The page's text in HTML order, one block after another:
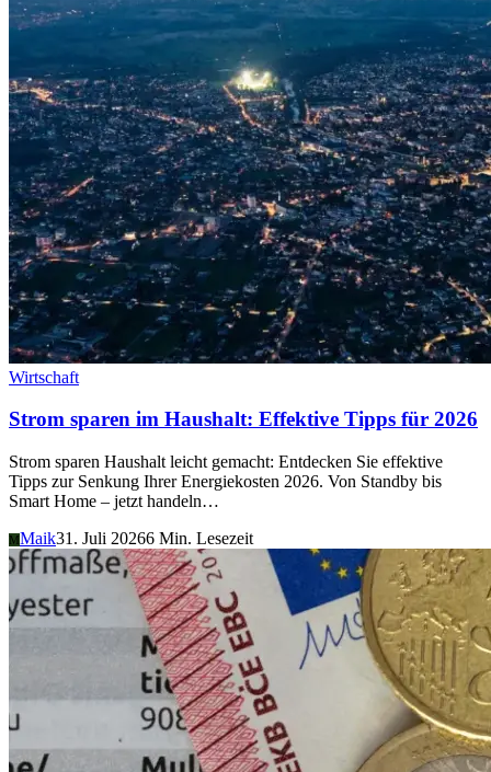
Wirtschaft
Strom sparen im Haushalt: Effektive Tipps für 2026
Strom sparen Haushalt leicht gemacht: Entdecken Sie effektive
Tipps zur Senkung Ihrer Energiekosten 2026. Von Standby bis
Smart Home – jetzt handeln…
MMaik31. Juli 20266 Min. Lesezeit